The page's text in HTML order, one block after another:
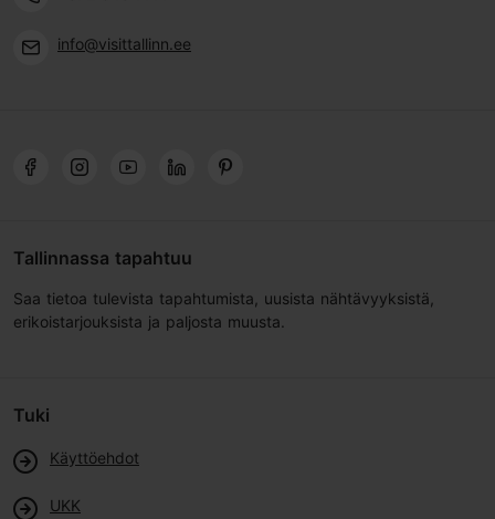
info@visittallinn.ee
Tallinnassa tapahtuu
Saa tietoa tulevista tapahtumista, uusista nähtävyyksistä,
erikoistarjouksista ja paljosta muusta.
Tuki
Käyttöehdot
UKK